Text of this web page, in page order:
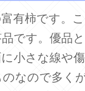
有柿です。
です。優品
小さな線や
のなので多く